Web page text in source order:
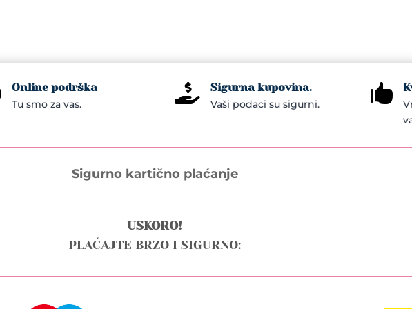
Online podrška
Tu smo za vas.  Sigurna kupovina.
Vaši podaci su sigurni. 
Sigurno kartično plaćanje
USKORO!
PLAĆAJTE BRZO I SIGURNO: